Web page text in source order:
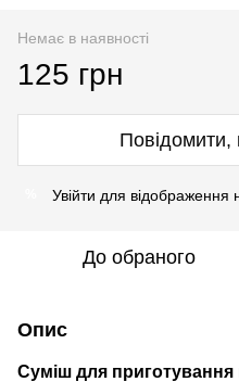
Немає в наявності
125 грн
Повідомити,
Увійти для відображення
До обраного
Опис
Суміш для приготування